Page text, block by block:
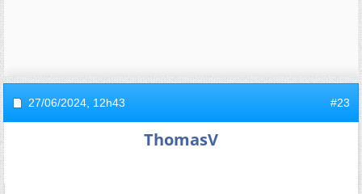
27/06/2024, 12h43 #23
ThomasV